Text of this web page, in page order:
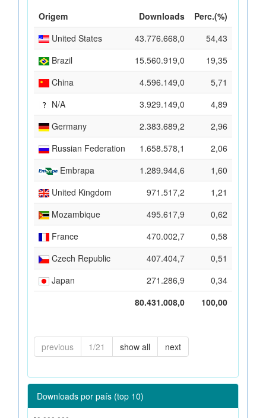
Origem Downloads
Perc.(%)
United States
43.776.668,0
54,43
Brazil
15.560.919,0
19,35
China
4.596.149,0
5,71
N/A
3.929.149,0
4,89
Germany
2.383.689,2
2,96
Russian Federation
1.658.578,1
2,06
Embrapa
1.289.944,6
1,60
United Kingdom
971.517,2
1,21
Mozambique
495.617,9
0,62
France
470.002,7
0,58
Czech Republic
407.404,7
0,51
Japan
271.286,9
0,34
80.431.008,0
100,00
previous 1/21 show all next
Downloads por país (top 10)